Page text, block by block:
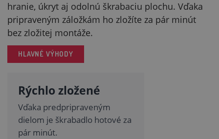
hranie, úkryt aj odolnú škrabaciu plochu. Vďaka
pripraveným záložkám ho zložíte za pár minút
bez zložitej montáže.
HLAVNÉ VÝHODY
Rýchlo zložené
Vďaka predpripraveným
dielom je škrabadlo hotové za
pár minút.